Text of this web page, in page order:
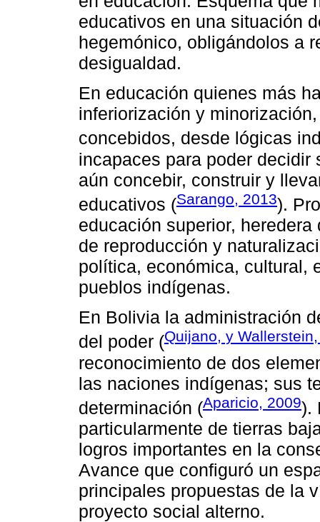
educativos en una situación
hegemónico, obligándolos a
desigualdad.
En educación quienes más
inferiorización y
concebidos, desde lógicas
incapaces para poder
aún concebir, construir y
educativos (Sarango, 2013).
educación superior,
de reproducción y
política, económica, cultural,
pueblos indígenas.
En Bolivia la administración
del poder (Quijano, y
reconocimiento de dos
las naciones indígenas; sus
determinación (Aparicio, 2009).
particularmente de tierras
logros importantes en la
Avance que configuró un
principales propuestas de la
proyecto social alterno.